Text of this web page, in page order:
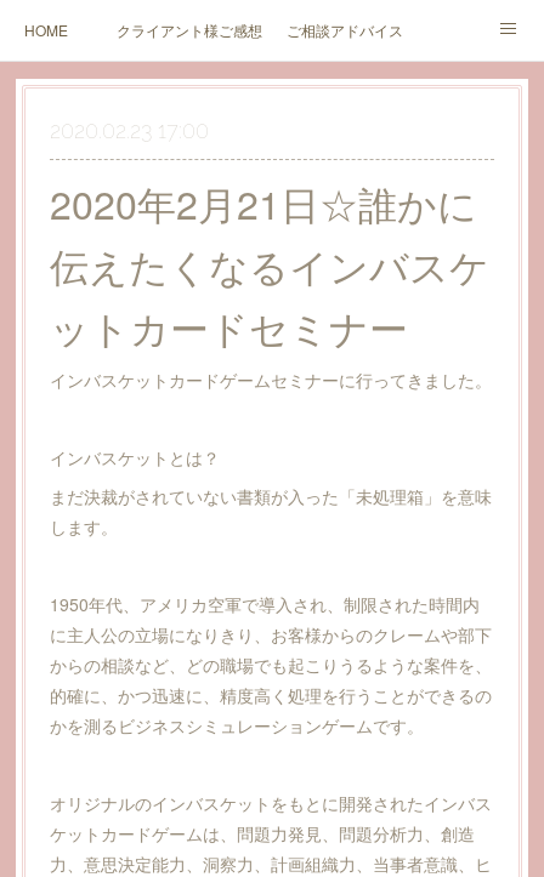
HOME クライアント様ご感想 ご相談アドバイス
セミナーのご案内とご感想ブログ 価格（新規受付中止中）
カウンセリング同意書
2020.02.23 17:00
2020年2月21日☆誰かに
伝えたくなるインバスケ
ットカードセミナー
インバスケットカードゲームセミナーに行ってきました。
インバスケットとは？
まだ決裁がされていない書類が入った「未処理箱」を意味
します。
1950年代、アメリカ空軍で導入され、制限された時間内
に主人公の立場になりきり、お客様からのクレームや部下
からの相談など、どの職場でも起こりうるような案件を、
的確に、かつ迅速に、精度高く処理を行うことができるの
かを測るビジネスシミュレーションゲームです。
オリジナルのインバスケットをもとに開発されたインバス
ケットカードゲームは、問題力発見、問題分析力、創造
力、意思決定能力、洞察力、計画組織力、当事者意識、ヒ